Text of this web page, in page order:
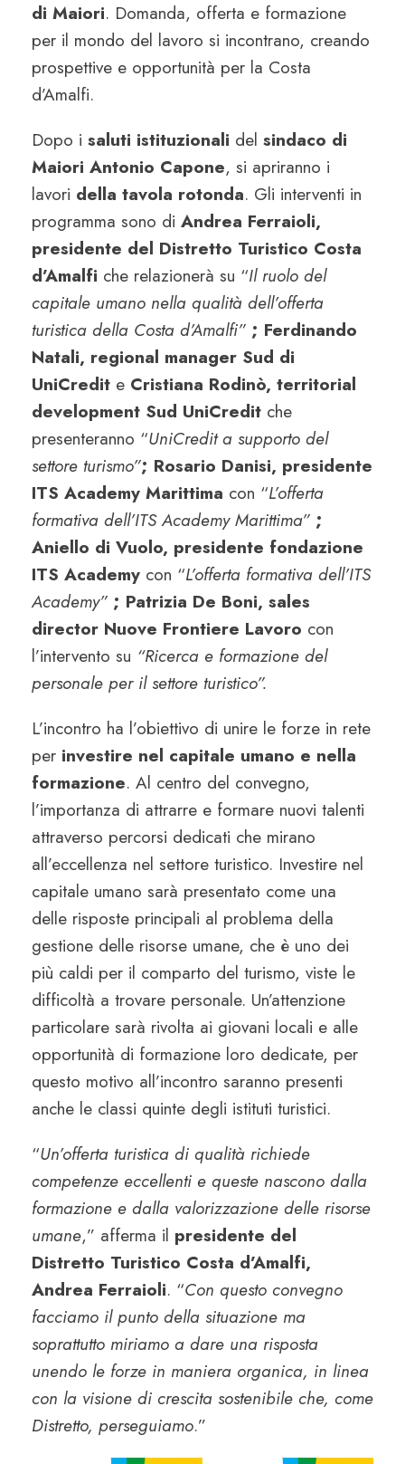
di Maiori. Domanda, offerta e formazione
per il mondo del lavoro si incontrano, creando
prospettive e opportunità per la Costa
d’Amalfi.
Dopo i saluti istituzionali del sindaco di
Maiori Antonio Capone, si apriranno i
lavori della tavola rotonda. Gli interventi in
programma sono di Andrea Ferraioli,
presidente del Distretto Turistico Costa
d’Amalfi che relazionerà su “Il ruolo del
capitale umano nella qualità dell’offerta
turistica della Costa d’Amalfi” ; Ferdinando
Natali, regional manager Sud di
UniCredit e Cristiana Rodinò, territorial
development Sud UniCredit che
presenteranno “UniCredit a supporto del
settore turismo”; Rosario Danisi, presidente
ITS Academy Marittima con “L’offerta
formativa dell’ITS Academy Marittima” ;
Aniello di Vuolo, presidente fondazione
ITS Academy con “L’offerta formativa dell’ITS
Academy” ; Patrizia De Boni, sales
director Nuove Frontiere Lavoro con
l’intervento su “Ricerca e formazione del
personale per il settore turistico”.
L’incontro ha l’obiettivo di unire le forze in rete
per investire nel capitale umano e nella
formazione. Al centro del convegno,
l’importanza di attrarre e formare nuovi talenti
attraverso percorsi dedicati che mirano
all’eccellenza nel settore turistico. Investire nel
capitale umano sarà presentato come una
delle risposte principali al problema della
gestione delle risorse umane, che è uno dei
più caldi per il comparto del turismo, viste le
difficoltà a trovare personale. Un’attenzione
particolare sarà rivolta ai giovani locali e alle
opportunità di formazione loro dedicate, per
questo motivo all’incontro saranno presenti
anche le classi quinte degli istituti turistici.
“Un’offerta turistica di qualità richiede
competenze eccellenti e queste nascono dalla
formazione e dalla valorizzazione delle risorse
umane,” afferma il presidente del
Distretto Turistico Costa d’Amalfi,
Andrea Ferraioli. “Con questo convegno
facciamo il punto della situazione ma
soprattutto miriamo a dare una risposta
unendo le forze in maniera organica, in linea
con la visione di crescita sostenibile che, come
Distretto, perseguiamo.”